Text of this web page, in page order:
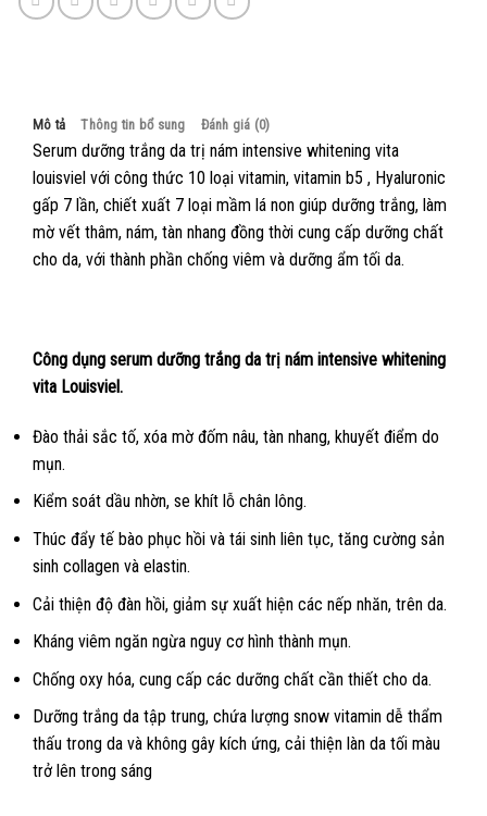
Mô tả Thông tin bổ sung Đánh giá (0)
Serum dưỡng trắng da trị nám intensive whitening vita
louisviel với công thức 10 loại vitamin, vitamin b5 , Hyaluronic
gấp 7 lần, chiết xuất 7 loại mầm lá non giúp dưỡng trắng, làm
mờ vết thâm, nám, tàn nhang đồng thời cung cấp dưỡng chất
cho da, với thành phần chống viêm và dưỡng ẩm tối da.
Công dụng serum dưỡng trắng da trị nám intensive whitening
vita Louisviel.
Đào thải sắc tố, xóa mờ đốm nâu, tàn nhang, khuyết điểm do
mụn.
Kiểm soát dầu nhờn, se khít lỗ chân lông.
Thúc đẩy tế bào phục hồi và tái sinh liên tục, tăng cường sản
sinh collagen và elastin.
Cải thiện độ đàn hồi, giảm sự xuất hiện các nếp nhăn, trên da.
Kháng viêm ngăn ngừa nguy cơ hình thành mụn.
Chống oxy hóa, cung cấp các dưỡng chất cần thiết cho da.
Dưỡng trắng da tập trung, chứa lượng snow vitamin dễ thẩm
thấu trong da và không gây kích ứng, cải thiện làn da tối màu
trở lên trong sáng